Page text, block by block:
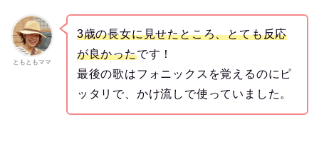
ともともママ
3歳の長女に見せたところ、とても反応
が良かったです！
最後の歌はフォニックスを覚えるのにピ
ッタリで、かけ流しで使っていました。